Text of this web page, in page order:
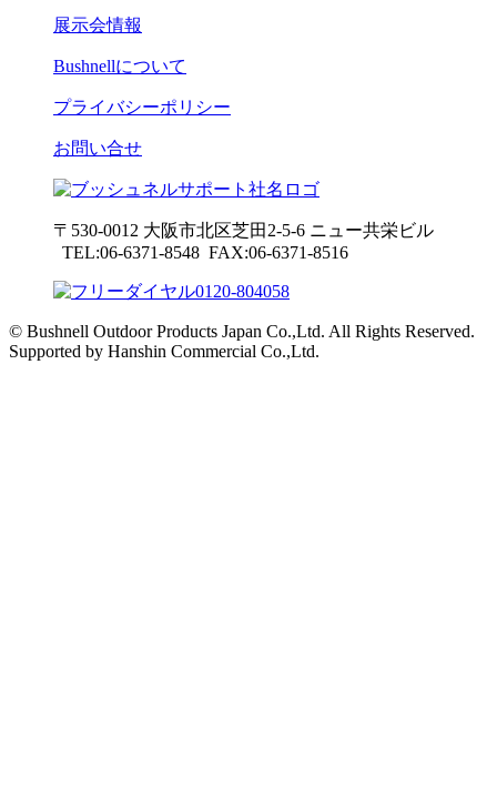
展示会情報
Bushnellについて
プライバシーポリシー
お問い合せ
〒530-0012 大阪市北区芝田2-5-6 ニュー共栄ビル
TEL:06-6371-8548 FAX:06-6371-8516
© Bushnell Outdoor Products Japan Co.,Ltd. All Rights Reserved.
Supported by Hanshin Commercial Co.,Ltd.